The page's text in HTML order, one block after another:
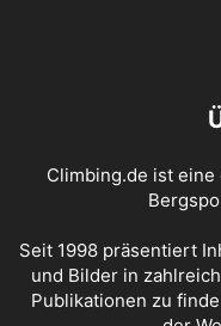
Climbing.de ist
Seit 1998 präsentiert
und Bilder in
Publikationen zu